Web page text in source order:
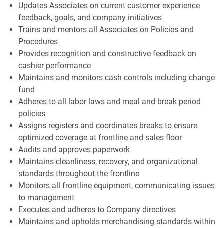
Updates Associates on current customer experience
feedback, goals, and company initiatives
Trains and mentors all Associates on Policies and
Procedures
Provides recognition and constructive feedback on
cashier performance
Maintains and monitors cash controls including change
fund
Adheres to all labor laws and meal and break period
policies
Assigns registers and coordinates breaks to ensure
optimized coverage at frontline and sales floor
Audits and approves paperwork
Maintains cleanliness, recovery, and organizational
standards throughout the frontline
Monitors all frontline equipment, communicating issues
to management
Executes and adheres to Company directives
Maintains and upholds merchandising standards within